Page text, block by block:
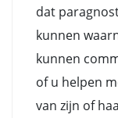
dat
kunnen
kunnen
of u helpen
van zijn of